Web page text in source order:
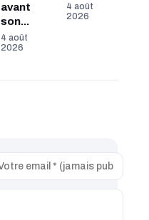
avant
son...
4 août
2026
4 août
2026